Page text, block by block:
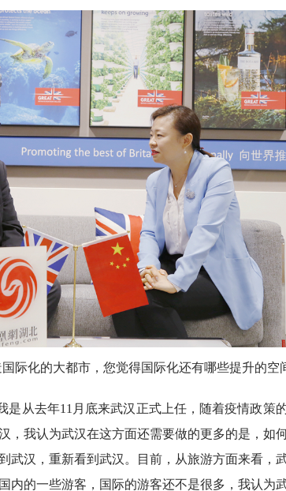
际化的大都市，您觉得国际化还有哪些提升的空
是从去年11月底来武汉正式上任，随着疫情政策
，我认为武汉在这方面还需要做的更多的是，如
武汉，重新看到武汉。目前，从旅游方面来看，
内的一些游客，国际的游客还不是很多，我认为